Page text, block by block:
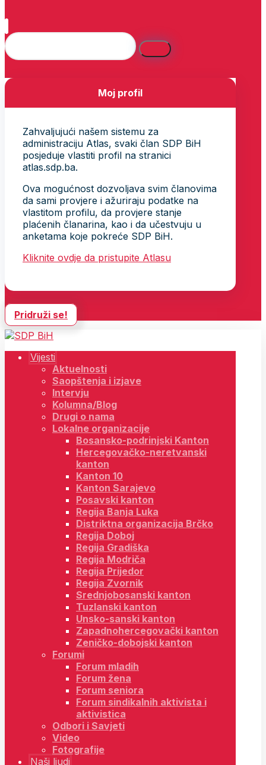
Moj profil
Zahvaljujući našem sistemu za
administraciju Atlas, svaki član SDP BiH
posjeduje vlastiti profil na stranici
atlas.sdp.ba.
Ova mogućnost dozvoljava svim članovima
da sami provjere i ažuriraju podatke na
vlastitom profilu, da provjere stanje
plaćenih članarina, kao i da učestvuju u
anketama koje pokreće SDP BiH.
Kliknite ovdje da pristupite Atlasu
Pridruži se!
Vijesti
Aktuelnosti
Saopštenja i izjave
Intervju
Kolumna/Blog
Drugi o nama
Lokalne organizacije
Bosansko-podrinjski Kanton
Hercegovačko-neretvanski
kanton
Kanton 10
Kanton Sarajevo
Posavski kanton
Regija Banja Luka
Distriktna organizacija Brčko
Regija Doboj
Regija Gradiška
Regija Modriča
Regija Prijedor
Regija Zvornik
Srednjobosanski kanton
Tuzlanski kanton
Unsko-sanski kanton
Zapadnohercegovački kanton
Zeničko-dobojski kanton
Forumi
Forum mladih
Forum žena
Forum seniora
Forum sindikalnih aktivista i
aktivistica
Odbori i Savjeti
Video
Fotografije
Naši ljudi